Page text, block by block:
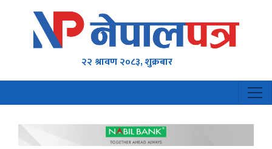
२२ श्रावण २०८३, शुक्रबार